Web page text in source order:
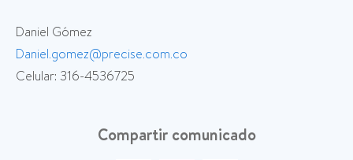
Daniel Gómez
Daniel.gomez@precise.com.co
Celular: 316-4536725
Compartir comunicado